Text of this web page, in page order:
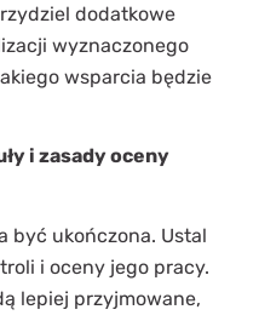
dodatkowe
wyznaczonego
wsparcia będzie
i zasady oceny
być ukończona. Ustal
i oceny jego pracy.
lepiej przyjmowane,